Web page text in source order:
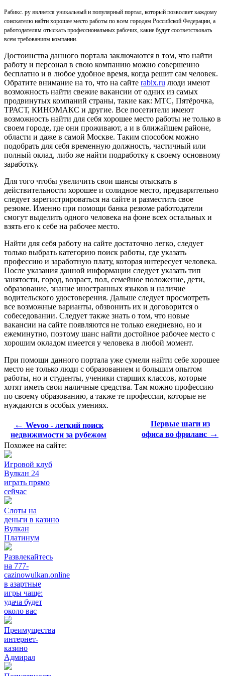
Рабикс. ру является уникальный и популярный портал, который позволяет каждому
соискателю найти хорошее место работы по всем городам Российской Федерации, а
работодателям отыскать профессиональных рабочих, какие будут соответствовать
всем требованиям компании.
Достоинства данного портала заключаются в том, что найти
работу и персонал в свою компанию можно совершенно
бесплатно и в любое удобное время, когда решит сам человек.
Обратите внимание на то, что на сайте rabix.ru люди имеют
возможность найти свежие вакансии от одних из самых
продвинутых компаний страны, такие как: МТС, Пятёрочка,
ТРАСТ, КИНОМАКС и другие. Все посетители имеют
возможность найти для себя хорошее место работы не только в
своем городе, где они проживают, а и в ближайшем районе,
области и даже в самой Москве. Таким способом можно
подобрать для себя временную должность, частичный или
полный оклад, либо же найти подработку к своему основному
заработку.
Для того чтобы увеличить свои шансы отыскать в
действительности хорошее и солидное место, предварительно
следует зарегистрироваться на сайте и разместить свое
резюме. Именно при помощи банка резюме работодатели
смогут выделить одного человека на фоне всех остальных и
взять его к себе на рабочее место.
Найти для себя работу на сайте достаточно легко, следует
только выбрать категорию поиск работы, где указать
профессию и заработную плату, которая интересует человека.
После указания данной информации следует указать тип
занятости, город, возраст, пол, семейное положение, дети,
образование, знание иностранных языков и наличие
водительского удостоверения. Дальше следует просмотреть
все возможные варианты, обзвонить их и договорится о
собеседовании. Следует также знать о том, что новые
вакансии на сайте появляются не только ежедневно, но и
ежеминутно, поэтому шанс найти достойное рабочее место с
хорошим окладом имеется у человека в любой момент.
При помощи данного портала уже сумели найти себе хорошее
место не только люди с образованием и большим опытом
работы, но и студенты, ученики старших классов, которые
хотят иметь свои наличные средства. Там можно профессию
по своему образованию, а также те профессии, которые не
нуждаются в особых умениях.
← Wevoo - легкий поиск
недвижимости за рубежом
Первые шаги из
офиса во фриланс →
Похожее на сайте:
Игровой клуб
Вулкан 24
играть прямо
сейчас
Слоты на
деньги в казино
Вулкан
Платинум
Развлекайтесь
на 777-
cazinowulkan.online
в азартные
игры чаще:
удача будет
около вас
Преимущества
интернет-
казино
Адмирал